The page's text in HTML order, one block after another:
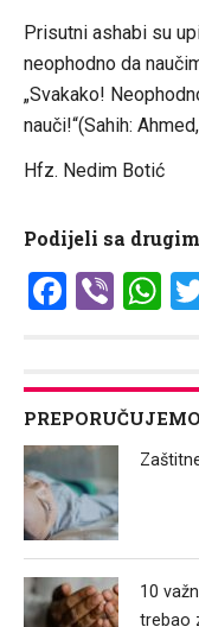
Prisutni ashabi su
neophodno da
„Svakako!
nauči!“(Sahih:
Hfz. Nedim Botić
Podijeli sa
10
trebao